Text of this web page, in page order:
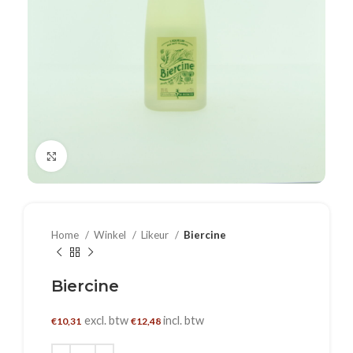
Home Winkel Likeur Biercine
Biercine
€10,31 excl. btw €12,48 incl. btw